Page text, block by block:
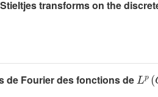
transforms on the
de Fourier des fonctions de
(